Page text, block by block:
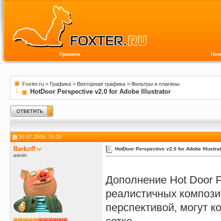
Правила
Foxter.ru > Графика > Векторная графика > Фильтры и плагины
HotDoor Perspective v2.0 for Adobe Illustrator
20.07.2006, 19:29
Barkoff
admin
HotDoor Perspective v2.0 for Adobe
Дополнение Hot Door
реалистичных
перспективой, могут